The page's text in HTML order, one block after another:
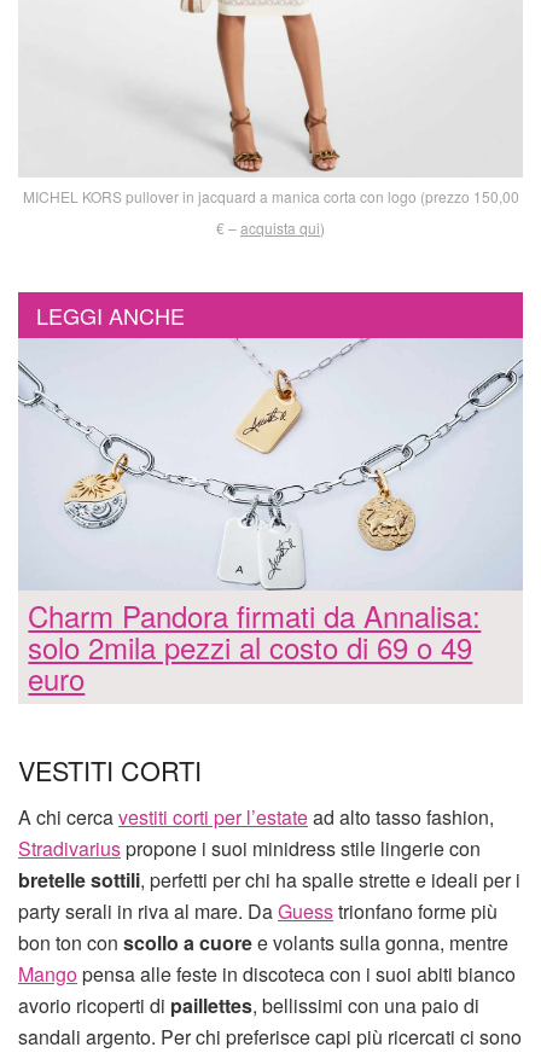
MICHEL KORS pullover in jacquard a manica corta con logo (prezzo 150,00
€ –acquista qui)
LEGGI ANCHE
Charm Pandora firmati da Annalisa:
solo 2mila pezzi al costo di 69 o 49
euro
VESTITI CORTI
A chi cercavestiti corti per l’estatead alto tasso fashion,
Stradivariuspropone i suoi minidress stile lingerie con
bretelle sottili, perfetti per chi ha spalle strette e ideali per i
party serali in riva al mare. DaGuesstrionfano forme più
bon ton con scollo a cuoree volants sulla gonna, mentre
Mangopensa alle feste in discoteca con i suoi abiti bianco
avorio ricoperti di paillettes, bellissimi con una paio di
sandali argento. Per chi preferisce capi più ricercati ci sono